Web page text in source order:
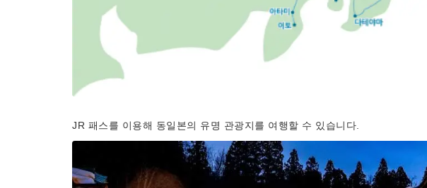
JR 패스를 이용해 동일본의 유명 관광지를 여행할 수 있습니다.